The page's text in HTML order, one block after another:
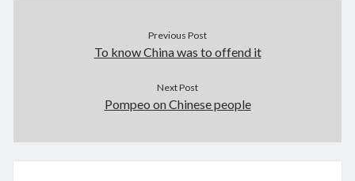
Previous Post
To know China was to offend it
Next Post
Pompeo on Chinese people